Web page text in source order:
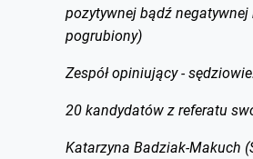
pozytywnej bądź negatywnej
pogrubiony)
Zespół opiniujący -
20 kandydatów z referatu
Katarzyna Badziak-Makuch